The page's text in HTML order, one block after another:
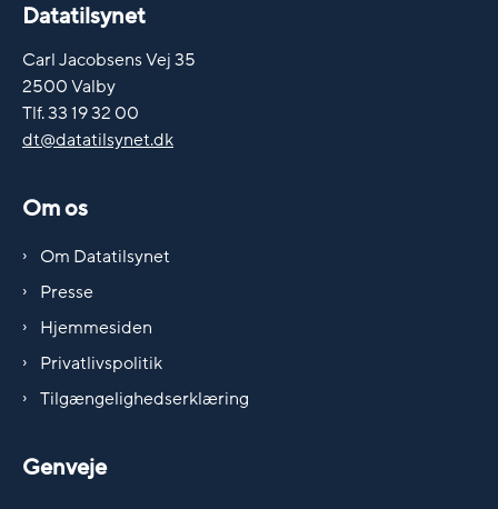
Datatilsynet
Carl Jacobsens Vej 35
2500 Valby
Tlf. 33 19 32 00
dt@datatilsynet.dk
Om os
Om Datatilsynet
Presse
Hjemmesiden
Privatlivspolitik
Tilgængelighedserklæring
Genveje